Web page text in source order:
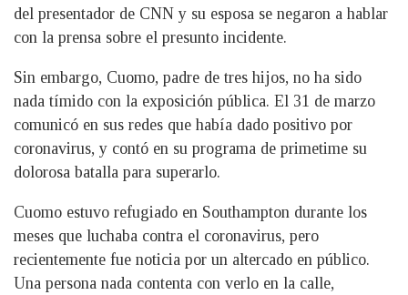
del presentador de CNN y su esposa se negaron a hablar
con la prensa sobre el presunto incidente.
Sin embargo, Cuomo, padre de tres hijos, no ha sido
nada tímido con la exposición pública. El 31 de marzo
comunicó en sus redes que había dado positivo por
coronavirus, y contó en su programa de primetime su
dolorosa batalla para superarlo.
Cuomo estuvo refugiado en Southampton durante los
meses que luchaba contra el coronavirus, pero
recientemente fue noticia por un altercado en público.
Una persona nada contenta con verlo en la calle,